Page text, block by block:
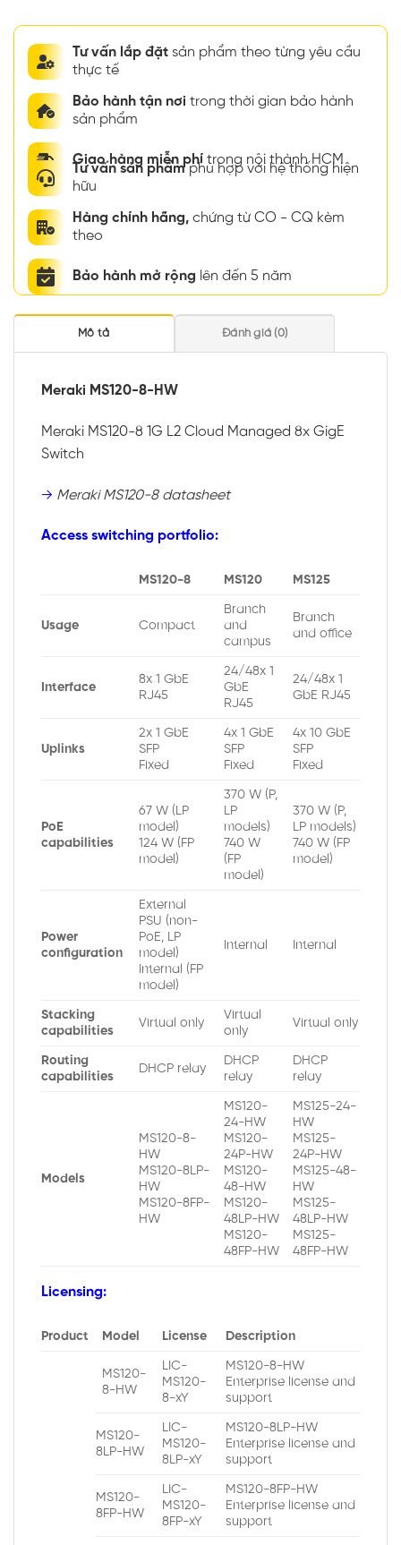
Tư vấn lắp đặt sản phẩm theo từng yêu cầu
thực tế
Bảo hành tận nơi trong thời gian bảo hành
sản phẩm
Giao hàng miễn phí trong nội thành HCM
Tư vấn sản phẩmphù hợp với hệ thống hiện
hữu
Hàng chính hãng, chứng từ CO - CQ kèm
theo
Bảo hành mở rộng lên đến 5 năm
Mô tả Đánh giá (0)
Meraki MS120-8-HW
Meraki MS120-8 1G L2 Cloud Managed 8x GigE
Switch
→ Meraki MS120-8 datasheet
Access switching portfolio:
MS120-8 MS120 MS125
Usage Compact
Branch
and
campus
Branch
and office
Interface
8x 1 GbE
RJ45
24/48x 1
GbE
RJ45
24/48x 1
GbE RJ45
Uplinks
2x 1 GbE
SFP
Fixed
4x 1 GbE
SFP
Fixed
4x 10 GbE
SFP
Fixed
PoE
capabilities
67 W (LP
model)
124 W (FP
model)
370 W (P,
LP
models)
740 W
(FP
model)
370 W (P,
LP models)
740 W (FP
model)
Power
configuration
External
PSU (non-
PoE, LP
model)
Internal (FP
model)
Internal Internal
Stacking
capabilities
Virtual only
Virtual
only
Virtual only
Routing
capabilities
DHCP relay
DHCP
relay
DHCP
relay
Models
MS120-8-
HW
MS120-8LP-
HW
MS120-8FP-
HW
MS120-
24-HW
MS120-
24P-HW
MS120-
48-HW
MS120-
48LP-HW
MS120-
48FP-HW
MS125-24-
HW
MS125-
24P-HW
MS125-48-
HW
MS125-
48LP-HW
MS125-
48FP-HW
Licensing:
Product Model License Description
MS120-
8-HW
LIC-
MS120-
8-xY
MS120-8-HW
Enterprise license and
support
MS120-
8LP-HW
LIC-
MS120-
8LP-xY
MS120-8LP-HW
Enterprise license and
support
MS120-
8FP-HW
LIC-
MS120-
8FP-xY
MS120-8FP-HW
Enterprise license and
support